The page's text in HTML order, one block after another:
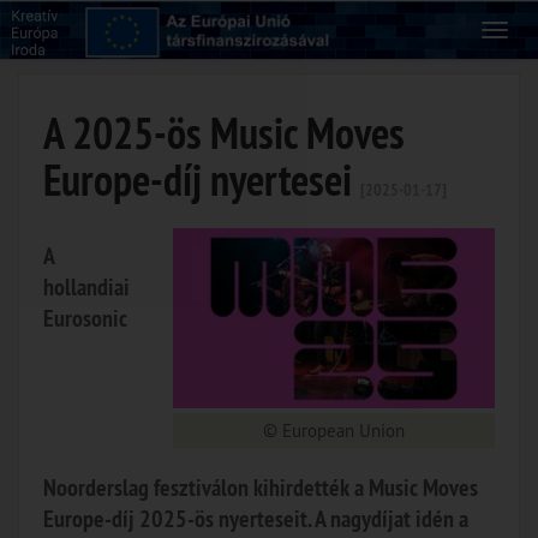
A 2025-ös Music Moves
Europe-díj nyertesei
© European Union
A
hollandiai
Eurosonic
Noorderslag fesztiválon kihirdették a Music Moves
Europe-díj 2025-ös nyerteseit. A nagydíjat idén a